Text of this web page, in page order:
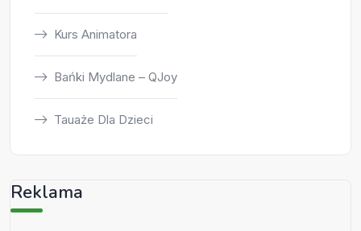
Kurs Animatora
Bańki Mydlane – QJoy
Tauaże Dla Dzieci
Reklama